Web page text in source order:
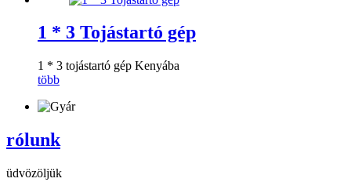
1 * 3 Tojástartó gép
1 * 3 tojástartó gép Kenyába
több
rólunk
üdvözöljük